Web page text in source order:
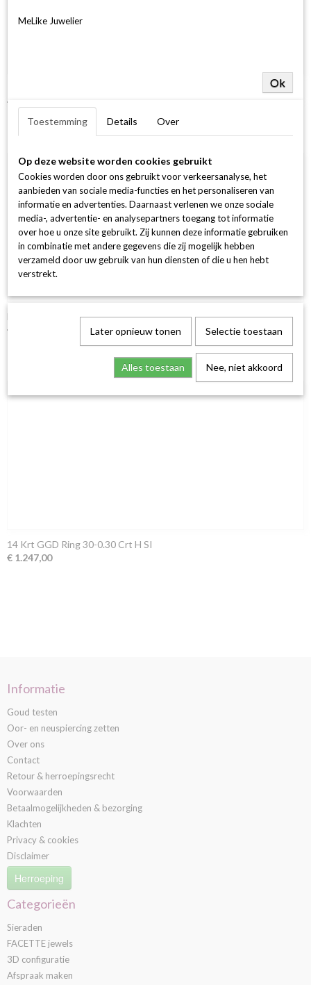
€ 1.249,00
Halo Ring Rond 30-0.25 /1-0.30 G si 18k 750 geel goud
€ 2.499,00
14 Krt GGD Ring 30-0.30 Crt H SI
€ 1.247,00
Informatie
Goud testen
Oor- en neuspiercing zetten
Over ons
Contact
Retour & herroepingsrecht
Voorwaarden
Betaalmogelijkheden & bezorging
Klachten
Privacy & cookies
Disclaimer
Herroeping
Categorieën
Sieraden
FACETTE jewels
3D configuratie
Afspraak maken
MeLike Juwelier
Ok
Toestemming Details Over
Op deze website worden cookies gebruikt
Cookies worden door ons gebruikt voor verkeersanalyse, het
aanbieden van sociale media-functies en het personaliseren van
informatie en advertenties. Daarnaast verlenen we onze sociale
media-, advertentie- en analysepartners toegang tot informatie
over hoe u onze site gebruikt. Zij kunnen deze informatie gebruiken
in combinatie met andere gegevens die zij mogelijk hebben
verzameld door uw gebruik van hun diensten of die u hen hebt
verstrekt.
Later opnieuw tonen Selectie toestaan
Alles toestaan Nee, niet akkoord